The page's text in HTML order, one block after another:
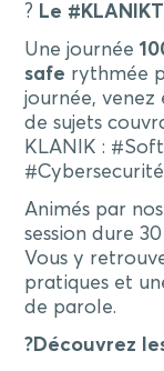
? Le
Une journée
safe rythmée
journée, venez
de sujets
KLANIK :
Animés par nos
session dure
Vous y
pratiques et
de parole.
?Découvrez